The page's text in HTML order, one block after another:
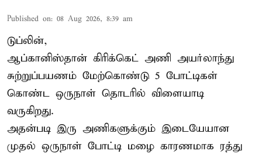
Published on: 08 Aug 2026, 8:39 am
டுப்லின்,
ஆப்கானிஸ்தான் கிரிக்கெட் அணி அயர்லாந்து
சுற்றுப்பயணம் மேற்கொண்டு 5 போட்டிகள்
கொண்ட ஒருநாள் தொடரில் விளையாடி
வருகிறது.
அதன்படி இரு அணிகளுக்கும் இடையேயான
முதல் ஒருநாள் போட்டி மழை காரணமாக ரத்து